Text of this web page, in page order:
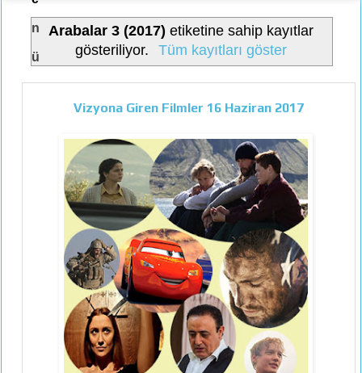
n
ü
Arabalar 3 (2017) etiketine sahip kayıtlar
gösteriliyor.
Tüm kayıtları göster
Vizyona Giren Filmler 16 Haziran 2017